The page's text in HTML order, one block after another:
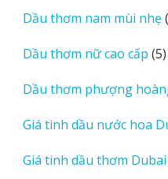
Dầu thơm nam mùi nhẹ
Dầu thơm nữ cao cấp 55
Dầu thơm phượng
Giá tinh dầu nước hoa
Giá tinh dầu thơm Dubai